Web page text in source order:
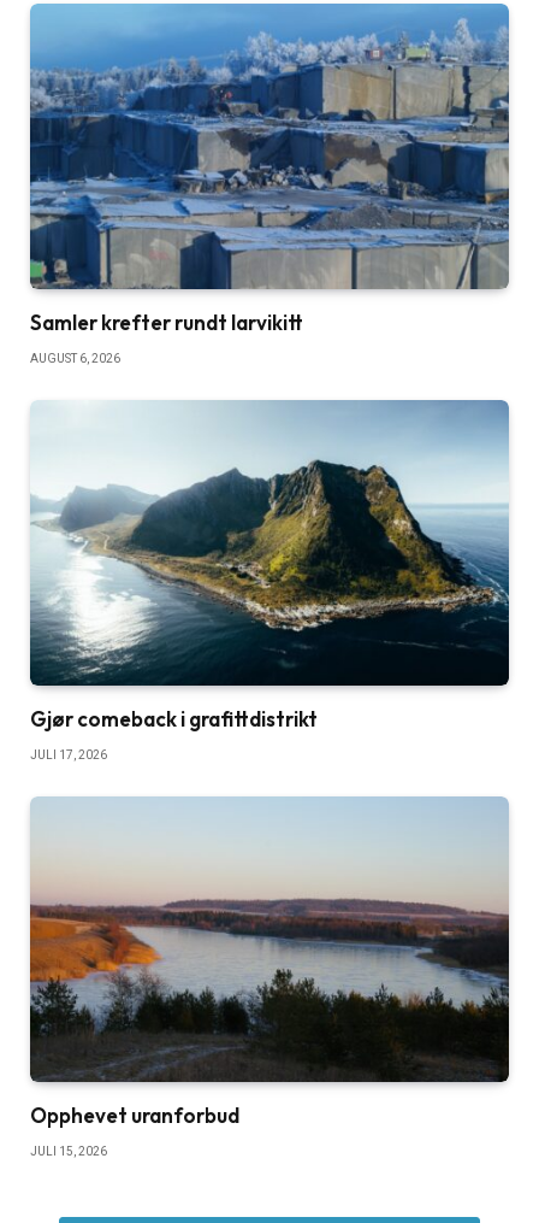
Samler krefter rundt larvikitt
AUGUST 6, 2026
Gjør comeback i grafittdistrikt
JULI 17, 2026
Opphevet uranforbud
JULI 15, 2026